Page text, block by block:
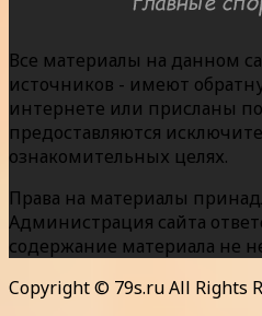
Все материалы на данном
источников - имеют
интернете или присланы
предоставляются
ознакомительных целях.
Права на материалы
Администрация сайта
содержание материала не
Copyright © 79s.ru All Rights